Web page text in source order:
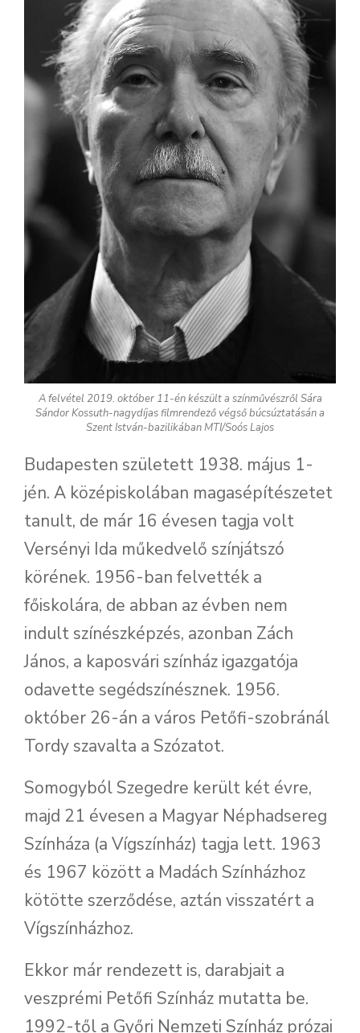
A felvétel 2019. október 11-én készült a színművészről Sára
Sándor Kossuth-nagydíjas filmrendező végső búcsúztatásán a
Szent István-bazilikában MTI/Soós Lajos
Budapesten született 1938. május 1-
jén. A középiskolában magasépítészetet
tanult, de már 16 évesen tagja volt
Versényi Ida műkedvelő színjátszó
körének. 1956-ban felvették a
főiskolára, de abban az évben nem
indult színészképzés, azonban Zách
János, a kaposvári színház igazgatója
odavette segédszínésznek. 1956.
október 26-án a város Petőfi-szobránál
Tordy szavalta a Szózatot.
Somogyból Szegedre került két évre,
majd 21 évesen a Magyar Néphadsereg
Színháza (a Vígszínház) tagja lett. 1963
és 1967 között a Madách Színházhoz
kötötte szerződése, aztán visszatért a
Vígszínházhoz.
Ekkor már rendezett is, darabjait a
veszprémi Petőfi Színház mutatta be.
1992-től a Győri Nemzeti Színház prózai